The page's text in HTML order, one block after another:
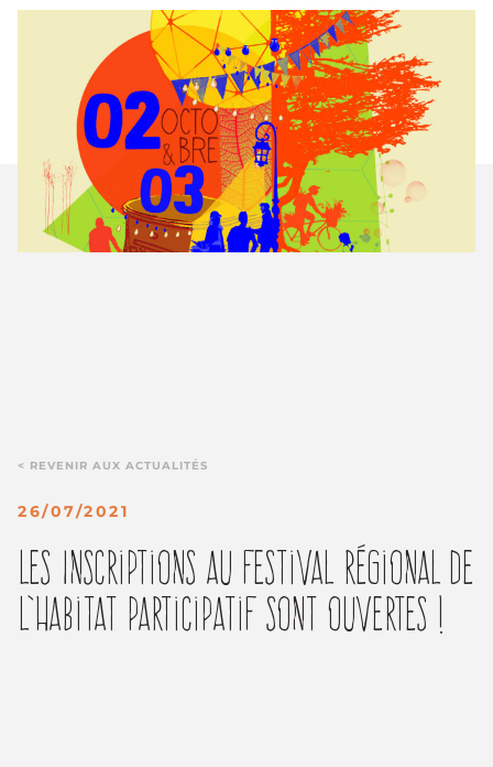
< REVENIR AUX ACTUALITÉS
26/07/2021
Les Inscriptions Au Festival Régional De
L’Habitat Participatif Sont Ouvertes !